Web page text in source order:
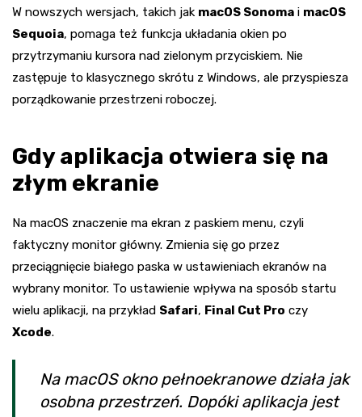
W nowszych wersjach, takich jak macOS Sonoma i macOS
Sequoia, pomaga też funkcja układania okien po
przytrzymaniu kursora nad zielonym przyciskiem. Nie
zastępuje to klasycznego skrótu z Windows, ale przyspiesza
porządkowanie przestrzeni roboczej.
Gdy aplikacja otwiera się na
złym ekranie
Na macOS znaczenie ma ekran z paskiem menu, czyli
faktyczny monitor główny. Zmienia się go przez
przeciągnięcie białego paska w ustawieniach ekranów na
wybrany monitor. To ustawienie wpływa na sposób startu
wielu aplikacji, na przykład Safari, Final Cut Pro czy
Xcode.
Na macOS okno pełnoekranowe działa jak
osobna przestrzeń. Dopóki aplikacja jest